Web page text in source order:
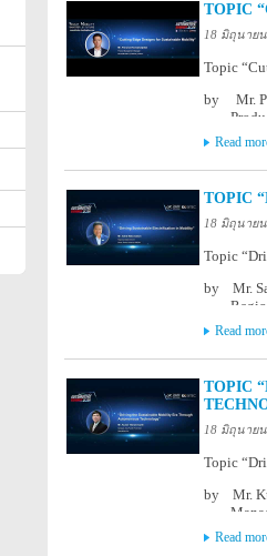
Thursday
At Grand
TOPIC
18 มิถุนาย
Topic
by Mr.
Part of
Thursday
At Grand
Read
TOPIC
18 มิถุนาย
Topic
by Mr.
Bosch
Part of
Theme
Thursday
At Grand
Read
TOPIC
18 มิถุนาย
Topic
by Mr.
Read